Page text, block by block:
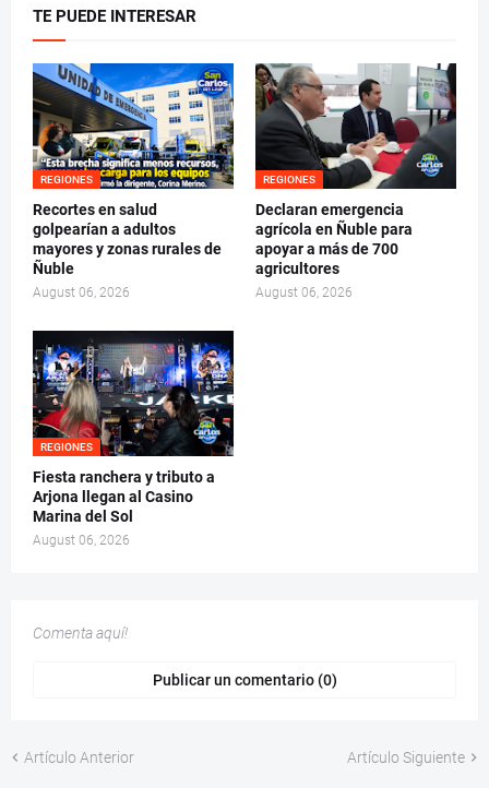
TE PUEDE INTERESAR
REGIONES
Recortes en salud
golpearían a adultos
mayores y zonas rurales de
Ñuble
August 06, 2026
REGIONES
Declaran emergencia
agrícola en Ñuble para
apoyar a más de 700
agricultores
August 06, 2026
REGIONES
Fiesta ranchera y tributo a
Arjona llegan al Casino
Marina del Sol
August 06, 2026
Comenta aquí!
Publicar un comentario (0)
Artículo Anterior Artículo Siguiente